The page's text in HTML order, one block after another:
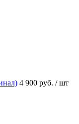
4 900 руб. / шт